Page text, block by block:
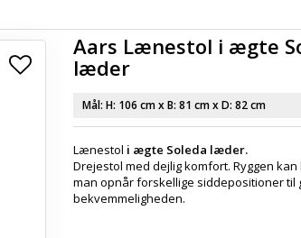
Aars Lænestol i ægte
læder
Mål: H: 106 cmx B: 81 cmx D: 82 cm
Lænestol i ægte Soleda læder.
Drejestol med dejlig komfort. Ryggen
man opnår forskellige siddepositioner til
bekvemmeligheden.